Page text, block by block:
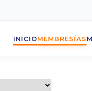
INICIOMEMBRESÍAS